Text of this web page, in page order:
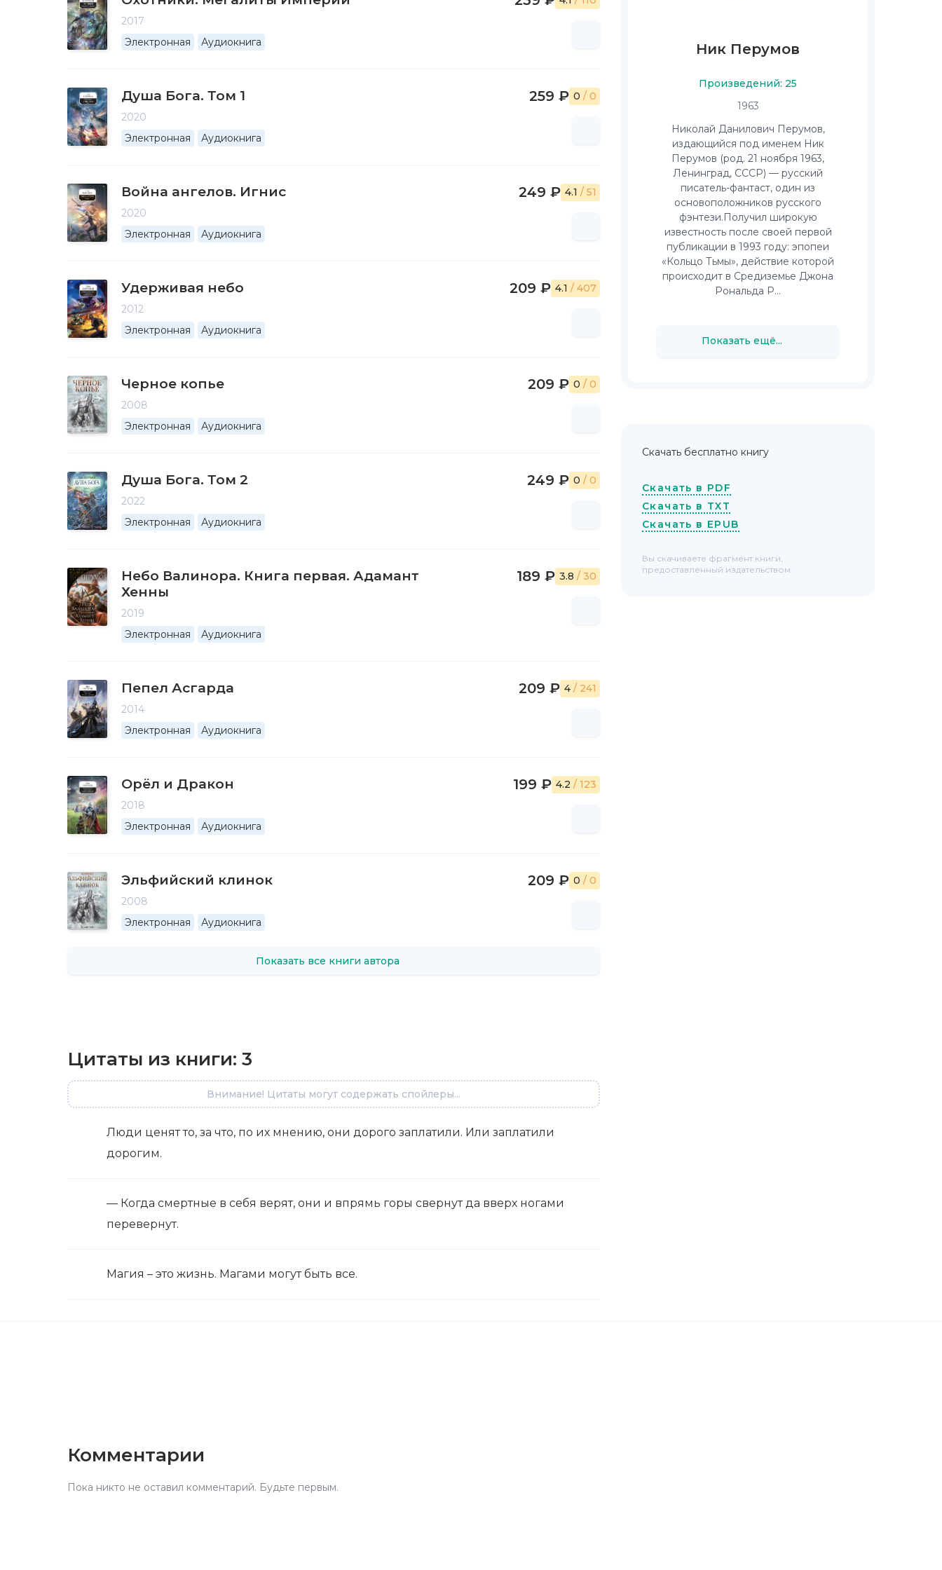
2017
Электронная
Аудиокнига
Душа Бога. Том 1
2020
Электронная
Аудиокнига
259 ₽ 0 / 0
Война ангелов. Игнис
2020
Электронная
Аудиокнига
249 ₽ 4.1 / 51
Удерживая небо
2012
Электронная
Аудиокнига
209 ₽ 4.1 / 407
Черное копье
2008
Электронная
Аудиокнига
209 ₽ 0 / 0
Душа Бога. Том 2
2022
Электронная
Аудиокнига
249 ₽ 0 / 0
Небо Валинора. Книга первая. Адамант
Хенны
2019
Электронная
Аудиокнига
189 ₽ 3.8 / 30
Пепел Асгарда
2014
Электронная
Аудиокнига
209 ₽ 4 / 241
Орёл и Дракон
2018
Электронная
Аудиокнига
199 ₽ 4.2 / 123
Эльфийский клинок
2008
Электронная
Аудиокнига
209 ₽ 0 / 0
Показать все книги автора
Цитаты из книги: 3
Внимание! Цитаты могут содержать спойлеры...
Люди ценят то, за что, по их мнению, они дорого заплатили. Или заплатили
дорогим.
— Когда смертные в себя верят, они и впрямь горы свернут да вверх ногами
перевернут.
Магия – это жизнь. Магами могут быть все.
Ник Перумов
Произведений: 25
1963
Николай Данилович Перумов,
издающийся под именем Ник
Перумов (род. 21 ноября 1963,
Ленинград, СССР) — русский
писатель-фантаст, один из
основоположников русского
фэнтези.Получил широкую
известность после своей первой
публикации в 1993 году: эпопеи
«Кольцо Тьмы», действие которой
происходит в Средиземье Джона
Рональда Р...
Показать ещё...
Скачать бесплатно книгу
Скачать в PDF
Скачать в TXT
Скачать в EPUB
Вы скачиваете фрагмент книги,
предоставленный издательством
Комментарии
Пока никто не оставил комментарий. Будьте первым.